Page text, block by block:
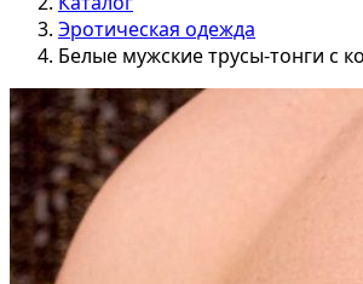
Эротическая одежда
Белые мужские трусы-тонги с